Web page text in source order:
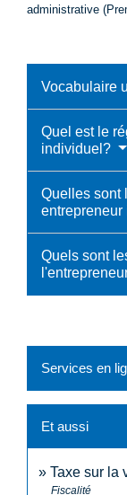
administrative
Vocabulaire
Quel est le
individuel?
Quelles sont
Quels sont
Services en
Et aussi
Taxe sur la
Fiscalité